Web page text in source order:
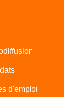
d'emploi